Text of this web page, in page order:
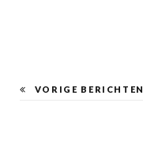
VORIGE BERICHTEN